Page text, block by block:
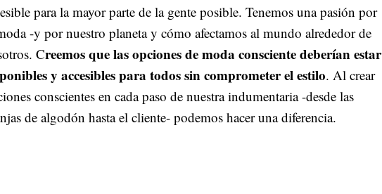
para la mayor parte de la gente posible. Tenemos una pasión por
-y por nuestro planeta y cómo afectamos al mundo alrededor de
Creemos que las opciones de moda consciente deberían estar
y accesibles para todos sin comprometer el estilo. Al crear
conscientes en cada paso de nuestra indumentaria -desde las
de algodón hasta el cliente- podemos hacer una diferencia.